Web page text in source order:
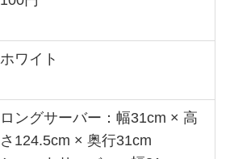
ホワイト
ロングサーバー：幅31cm × 高
さ124.5cm × 奥行31cm